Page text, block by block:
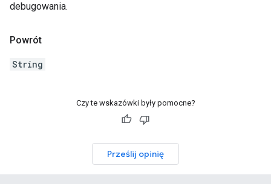
debugowania.
Powrót
String
Czy te wskazówki były pomocne?
Prześlij opinię